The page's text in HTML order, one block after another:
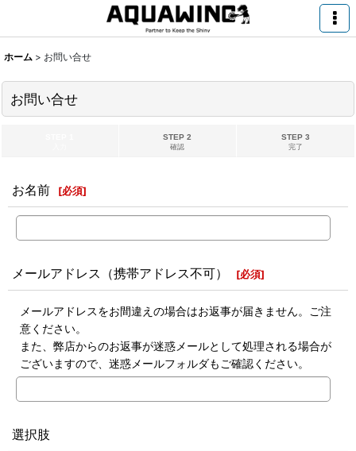
ホーム > お問い合せ
お問い合せ
STEP 2
確認
STEP 3
完了
お名前 [必須]
メールアドレス（携帯アドレス不可） [必須]
メールアドレスをお間違えの場合はお返事が届きません。ご注
意ください。
また、弊店からのお返事が迷惑メールとして処理される場合が
ございますので、迷惑メールフォルダもご確認ください。
選択肢